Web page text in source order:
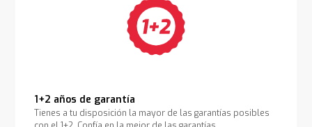
1+2 años de garantía
Tienes a tu disposición la mayor de las garantías posibles